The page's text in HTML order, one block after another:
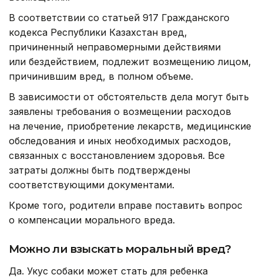
В соответствии со статьей 917 Гражданского
кодекса Республики Казахстан вред,
причиненный неправомерными действиями
или бездействием, подлежит возмещению лицом,
причинившим вред, в полном объеме.
В зависимости от обстоятельств дела могут быть
заявлены требования о возмещении расходов
на лечение, приобретение лекарств, медицинские
обследования и иных необходимых расходов,
связанных с восстановлением здоровья. Все
затраты должны быть подтверждены
соответствующими документами.
Кроме того, родители вправе поставить вопрос
о компенсации морального вреда.
Можно ли взыскать моральный вред?
Да. Укус собаки может стать для ребенка